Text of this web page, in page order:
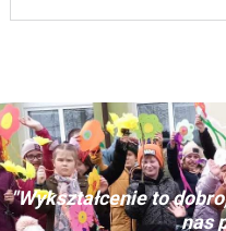
"Wykształcenie to
nas